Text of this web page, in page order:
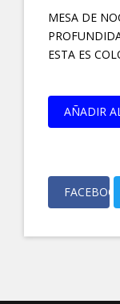
MESA DE
ESTA ES
AÑADIR
FACEBOOK